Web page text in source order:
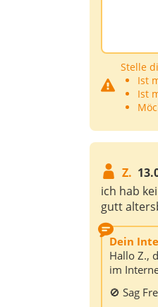
Stelle
Ist
Ist
Z.
ich hab
gutt
Dein
Hallo Z.,
im
🚫 Sag